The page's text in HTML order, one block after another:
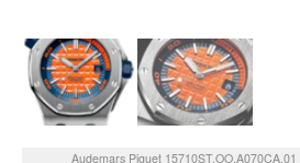
Audemars Piguet 15710ST.OO.A070CA.01